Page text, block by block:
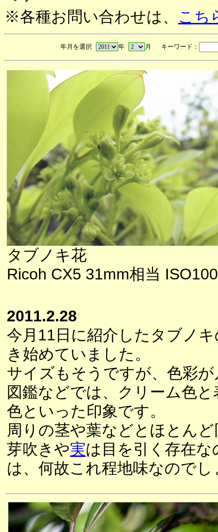
※各種お問い合わせは、 こち
年月を選択 年 月 キーワード：
タブノキ花
Ricoh CX5 31mm相当 ISO100
2011.2.28
今月11日に紹介したタブノ
き始めていました。
サイズもそうですが、色彩
図鑑などでは、クリーム色
色といった印象です。
周りの茎や葉などとほとん
芽吹きや実は目を引く存在
は、何故これ程地味なのでし